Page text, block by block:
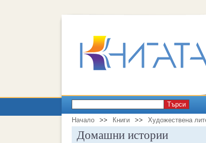
Търси
Начало >> Книги >> Художествена
Домашни истории